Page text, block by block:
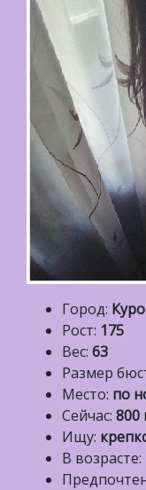
Город:
Рост: 175
Вес: 63
Размер
Место: по
Сейчас: 800
Ищу:
В возрасте: